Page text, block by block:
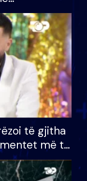
ndonjë letër
të gjitha
më të
VIP: Do më
kur…